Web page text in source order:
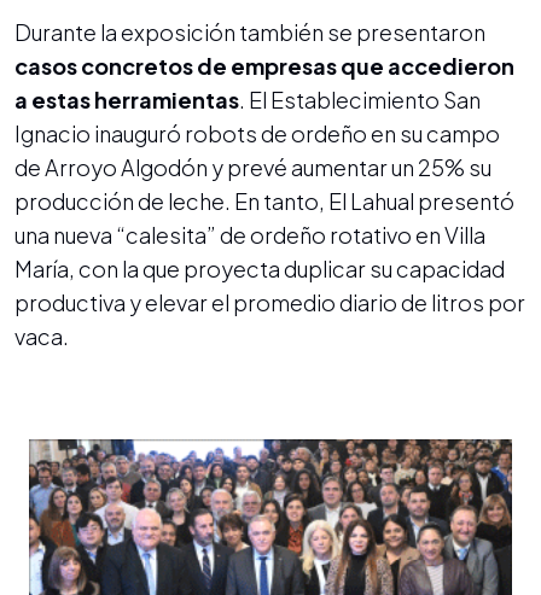
Durante la exposición también se presentaron
casos concretos de empresas que accedieron
a estas herramientas. El Establecimiento San
Ignacio inauguró robots de ordeño en su campo
de Arroyo Algodón y prevé aumentar un 25% su
producción de leche. En tanto, El Lahual presentó
una nueva “calesita” de ordeño rotativo en Villa
María, con la que proyecta duplicar su capacidad
productiva y elevar el promedio diario de litros por
vaca.